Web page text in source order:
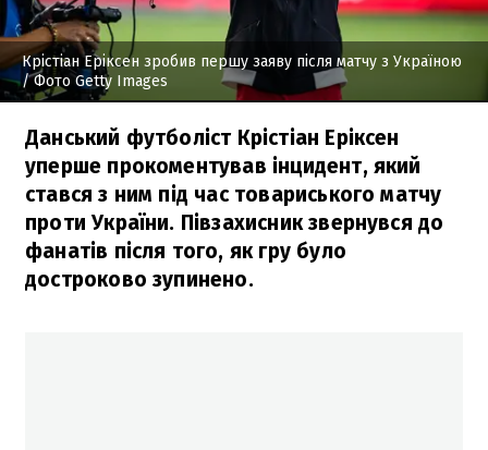
Крістіан Еріксен зробив першу заяву після матчу з Україною
/ Фото Getty Images
Данський футболіст Крістіан Еріксен
уперше прокоментував інцидент, який
стався з ним під час товариського матчу
проти України. Півзахисник звернувся до
фанатів після того, як гру було
достроково зупинено.